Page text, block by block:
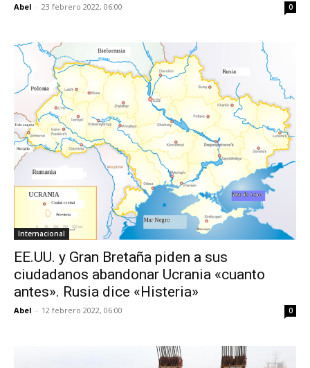
Abel - 23 febrero 2022, 06:00 0
Internacional
EE.UU. y Gran Bretaña piden a sus
ciudadanos abandonar Ucrania «cuanto
antes». Rusia dice «Histeria»
Abel - 12 febrero 2022, 06:00 0